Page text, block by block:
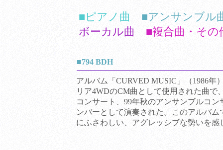
■ピアノ曲
■アンサンブル
ボーカル曲
■複合曲・その
■794 BDH
アルバム「CURVED MUSIC」（1986年
リア4WDのCM曲として使用された曲で
コンサート、99年秋のアンサンブルコ
ンバーとして演奏された。このアルバ
にふさわしい、アグレッシブな勢いを感